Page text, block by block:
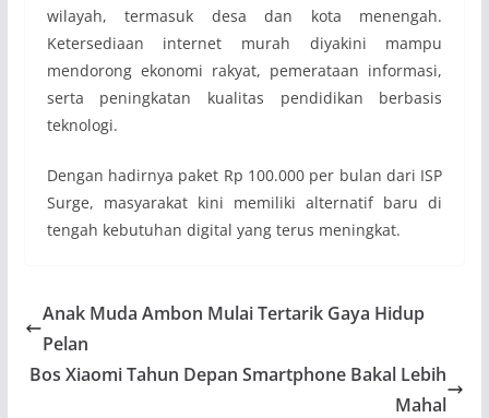
wilayah, termasuk desa dan kota menengah.
Ketersediaan internet murah diyakini mampu
mendorong ekonomi rakyat, pemerataan informasi,
serta peningkatan kualitas pendidikan berbasis
teknologi.
Dengan hadirnya paket Rp 100.000 per bulan dari ISP
Surge, masyarakat kini memiliki alternatif baru di
tengah kebutuhan digital yang terus meningkat.
Anak Muda Ambon Mulai Tertarik Gaya Hidup
Pelan
Bos Xiaomi Tahun Depan Smartphone Bakal Lebih
Mahal